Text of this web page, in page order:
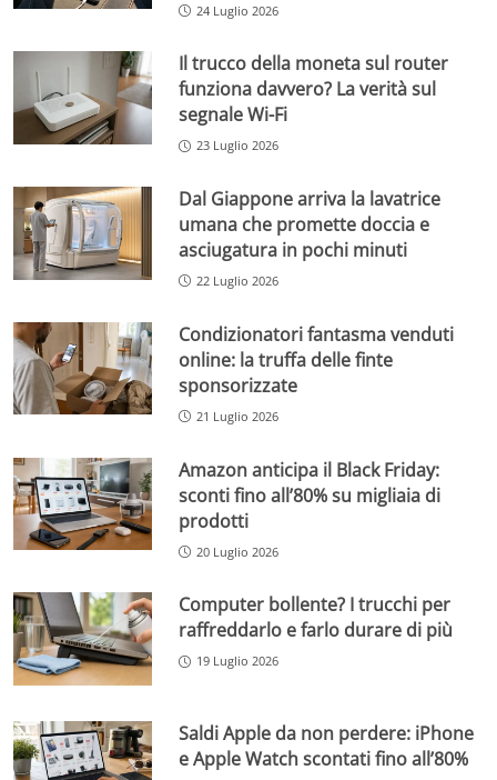
24 Luglio 2026
Il trucco della moneta sul router
funziona davvero? La verità sul
segnale Wi-Fi
23 Luglio 2026
Dal Giappone arriva la lavatrice
umana che promette doccia e
asciugatura in pochi minuti
22 Luglio 2026
Condizionatori fantasma venduti
online: la truffa delle finte
sponsorizzate
21 Luglio 2026
Amazon anticipa il Black Friday:
sconti fino all’80% su migliaia di
prodotti
20 Luglio 2026
Computer bollente? I trucchi per
raffreddarlo e farlo durare di più
19 Luglio 2026
Saldi Apple da non perdere: iPhone
e Apple Watch scontati fino all’80%